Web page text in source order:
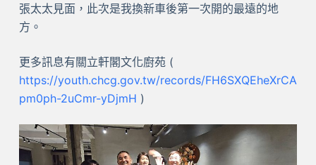
張太太見面，此次是我換新車後第一次開的最遠的地
方。
更多訊息有關立軒閣文化廚苑 (
https://youth.chcg.gov.tw/records/FH6SXQEheXrCA
pm0ph-2uCmr-yDjmH )